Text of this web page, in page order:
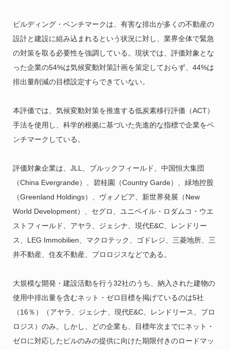
ビルディング・ベンチマークは、有害な排出が多くの不動産の
設計と建設に組み込まれるという状況に対し、業界全体で緊急
の対策を取る必要性を強調している。現状では、評価対象とな
った企業の54%は気候変動対策計画を策定しておらず、44%は
排出量削減の目標設定すらできていない。
本評価では、気候変動対策を推進する低炭素移行評価（ACT）
手法を使用し、 科学的根拠に基づいた先進的な指標で企業をベ
ンチマークしている。
評価対象企業は、JLL、ブルックフィールド、中国恒大集団
（China Evergrande）、碧桂園（Country Garde）、緑地控股
（Greenland Holdings）、ヴォノビア、新世界発展（New
World Development）、セグロ、ユニベイル・ロダムコ・ウエ
ストフィールド、アヤラ、ジェシナ、現代E&C、レンドリー
ス、LEG Immobilien、マクロテック、ゴドレジ、三菱地所、三
井不動産、住友不動産、プロロジスなどである。
大規模な開発・建設活動を行う32社のうち、納入された建物の
使用中排出量を含むネット・ゼロ目標を掲げているのは5社
（16％）（アヤラ、ジェシナ、現代E&C、レンドリース、プロ
ロジス）のみ。しかし、どの企業も、目標年次までにネット・
ゼロに対応したビルのみの提供に向けた期限付きのロードマッ